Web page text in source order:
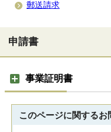
郵送請求
申請書
事業証明書
このページに関するお